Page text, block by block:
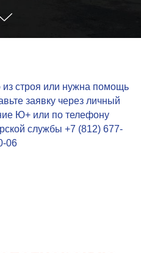
строя или нужна помощь
заявку через личный
Ю+ или по телефону
службы +7 (812) 677-
06